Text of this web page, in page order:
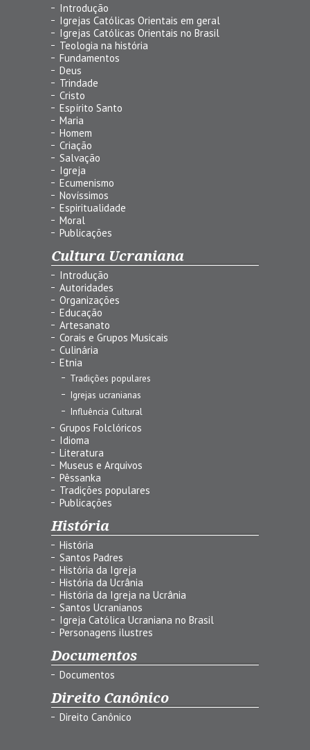
Introdução
Igrejas Católicas Orientais em geral
Igrejas Católicas Orientais no Brasil
Teologia na história
Fundamentos
Deus
Trindade
Cristo
Espírito Santo
Maria
Homem
Criação
Salvação
Igreja
Ecumenismo
Novíssimos
Espiritualidade
Moral
Publicações
Cultura Ucraniana
Introdução
Autoridades
Organizações
Educação
Artesanato
Corais e Grupos Musicais
Culinária
Etnia
Tradições populares
Igrejas ucranianas
Influência Cultural
Grupos Folclóricos
Idioma
Literatura
Museus e Arquivos
Pêssanka
Tradições populares
Publicações
História
História
Santos Padres
História da Igreja
História da Ucrânia
História da Igreja na Ucrânia
Santos Ucranianos
Igreja Católica Ucraniana no Brasil
Personagens ilustres
Documentos
Documentos
Direito Canônico
Direito Canônico